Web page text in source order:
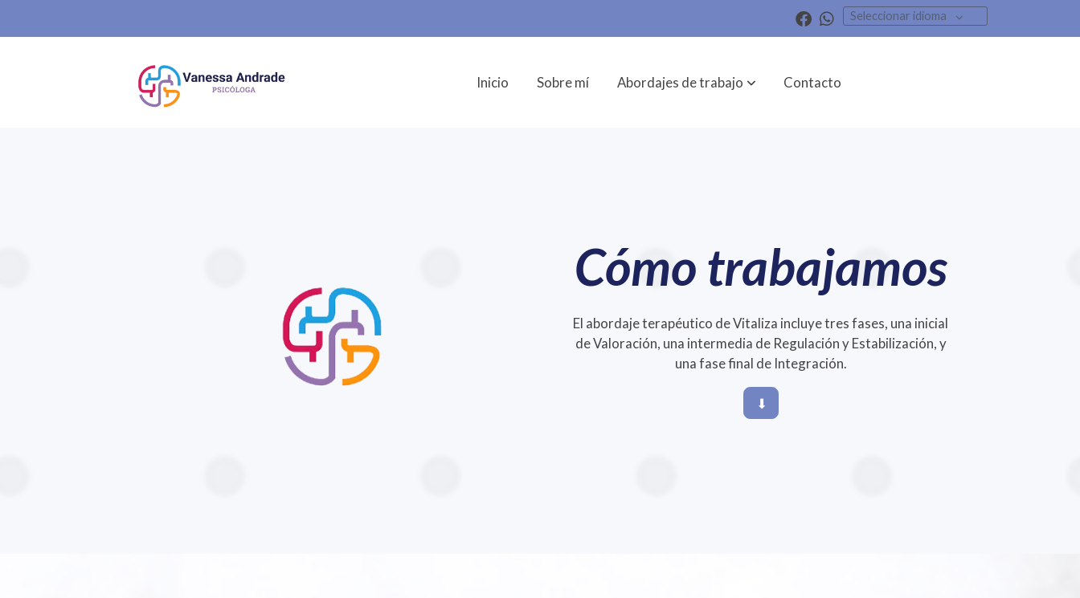
Seleccionar idioma
Inicio Sobre mí Abordajes de trabajo Contacto
Cómo trabajamos
El abordaje terapéutico de Vitaliza incluye tres fases, una inicial
de Valoración, una intermedia de Regulación y Estabilización, y
una fase final de Integración.
⬇︎